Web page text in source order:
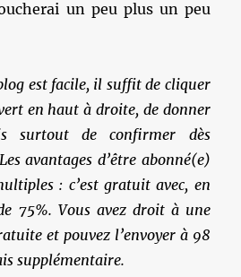
un peu plus un peu
est facile, il suffit de cliquer
en haut à droite, de donner
surtout de confirmer dès
avantages d’être abonné(e)
: c’est gratuit avec, en
75%. Vous avez droit à une
et pouvez l’envoyer à 98
supplémentaire.